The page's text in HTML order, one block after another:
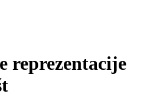
reprezentacije